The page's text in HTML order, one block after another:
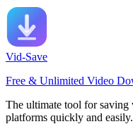
Vid-Save
Free & Unlimited Video
The ultimate tool for saving
platforms quickly and easily.